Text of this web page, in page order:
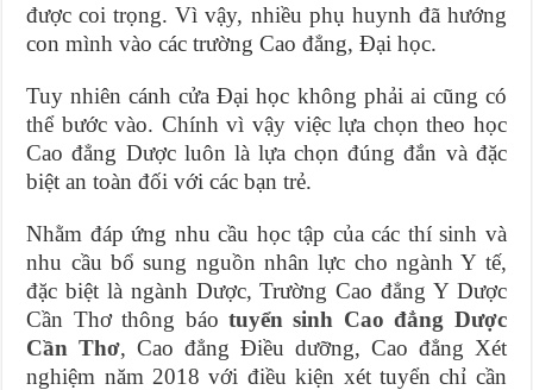
được coi trọng. Vì vậy, nhiều phụ huynh đã hướng
con mình vào các trường Cao đẳng, Đại học.
Tuy nhiên cánh cửa Đại học không phải ai cũng có
thể bước vào. Chính vì vậy việc lựa chọn theo học
Cao đẳng Dược luôn là lựa chọn đúng đắn và đặc
biệt an toàn đối với các bạn trẻ.
Nhằm đáp ứng nhu cầu học tập của các thí sinh và
nhu cầu bổ sung nguồn nhân lực cho ngành Y tế,
đặc biệt là ngành Dược, Trường Cao đẳng Y Dược
Cần Thơ thông báo tuyển sinh Cao đẳng Dược
Cần Thơ, Cao đẳng Điều dưỡng, Cao đẳng Xét
nghiệm năm 2018 với điều kiện xét tuyển chỉ cần